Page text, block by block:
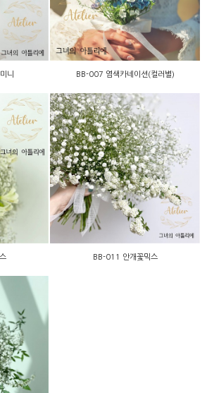
니 BB-007 염색카네이션(컬러별)
스 BB-011 안개꽃믹스
BB-011 안개꽃믹스
스